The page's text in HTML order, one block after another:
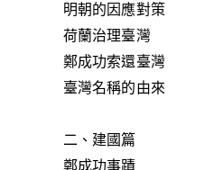
明朝的因應對策
荷蘭治理臺灣
鄭成功索還臺灣
臺灣名稱的由來
二、建國篇
鄭成功事蹟